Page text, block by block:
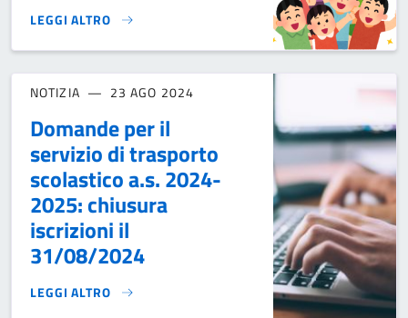
LEGGI ALTRO
ISCRIZIONI AL PROGETTO COMUNITÀ EDUCANTE PER
NOTIZIA 23 AGO 2024
Domande per il
servizio di trasporto
scolastico a.s. 2024-
2025: chiusura
iscrizioni il
31/08/2024
LEGGI ALTRO
DOMANDE PER IL SERVIZIO DI TRASPORTO